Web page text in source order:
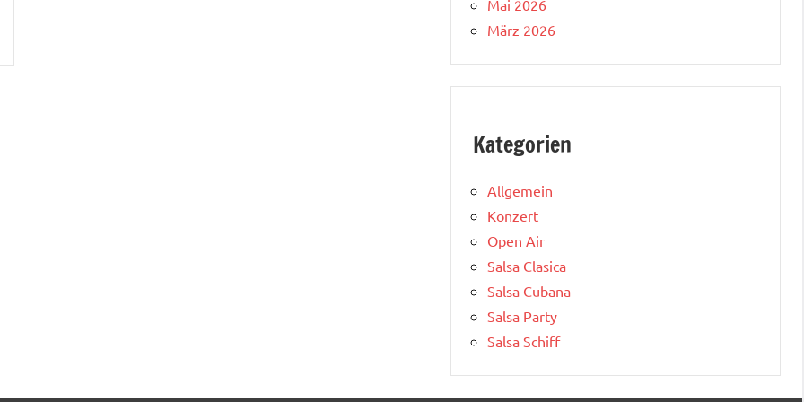
Mai 2026
März 2026
Kategorien
Allgemein
Konzert
Open Air
Salsa Clasica
Salsa Cubana
Salsa Party
Salsa Schiff